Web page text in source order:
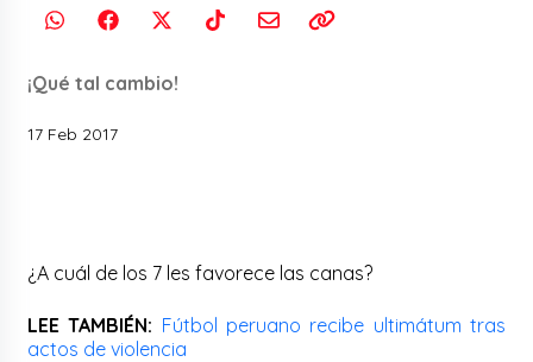
¡Qué tal cambio!
17 Feb 2017
¿A cuál de los 7 les favorece las canas?
LEE TAMBIÉN: Fútbol peruano recibe ultimátum tras
actos de violencia